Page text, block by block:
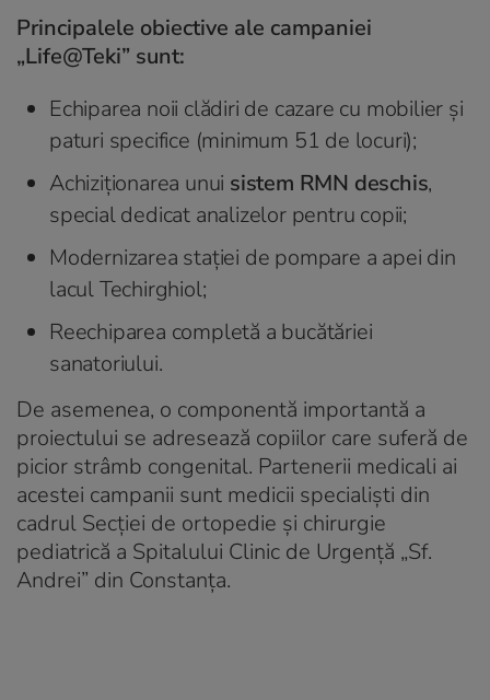
Principalele obiective ale campaniei
„Life@Teki” sunt:
Echiparea noii clădiri de cazare cu mobilier și
paturi specifice (minimum 51 de locuri);
Achiziționarea unui sistem RMN deschis,
special dedicat analizelor pentru copii;
Modernizarea stației de pompare a apei din
lacul Techirghiol;
Reechiparea completă a bucătăriei
sanatoriului.
De asemenea, o componentă importantă a
proiectului se adresează copiilor care suferă de
picior strâmb congenital. Partenerii medicali ai
acestei campanii sunt medicii specialiști din
cadrul Secției de ortopedie și chirurgie
pediatrică a Spitalului Clinic de Urgență „Sf.
Andrei” din Constanța.